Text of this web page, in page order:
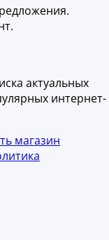
актуальных
интернет-
магазин